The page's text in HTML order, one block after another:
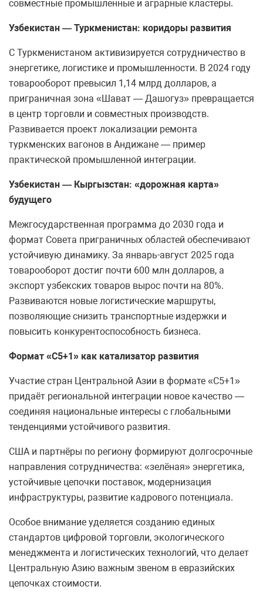
совместные промышленные и аграрные кластеры.
Узбекистан — Туркменистан: коридоры развития
С Туркменистаном активизируется сотрудничество в
энергетике, логистике и промышленности. В 2024 году
товарооборот превысил 1,14 млрд долларов, а
приграничная зона «Шават — Дашогуз» превращается
в центр торговли и совместных производств.
Развивается проект локализации ремонта
туркменских вагонов в Андижане — пример
практической промышленной интеграции.
Узбекистан — Кыргызстан: «дорожная карта»
будущего
Межгосударственная программа до 2030 года и
формат Совета приграничных областей обеспечивают
устойчивую динамику. За январь-август 2025 года
товарооборот достиг почти 600 млн долларов, а
экспорт узбекских товаров вырос почти на 80%.
Развиваются новые логистические маршруты,
позволяющие снизить транспортные издержки и
повысить конкурентоспособность бизнеса.
Формат «С5+1» как катализатор развития
Участие стран Центральной Азии в формате «С5+1»
придаёт региональной интеграции новое качество —
соединяя национальные интересы с глобальными
тенденциями устойчивого развития.
США и партнёры по региону формируют долгосрочные
направления сотрудничества: «зелёная» энергетика,
устойчивые цепочки поставок, модернизация
инфраструктуры, развитие кадрового потенциала.
Особое внимание уделяется созданию единых
стандартов цифровой торговли, экологического
менеджмента и логистических технологий, что делает
Центральную Азию важным звеном в евразийских
цепочках стоимости.